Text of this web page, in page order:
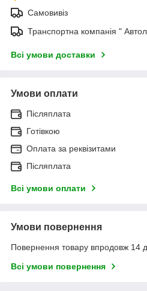
Самовивіз
Транспортна компанія "
Всі умови доставки
Умови оплати
Післяплата
Готівкою
Оплата за реквізитами
Післяплата
Всі умови оплати
Умови повернення
Повернення товару впродовж 14
Всі умови повернення